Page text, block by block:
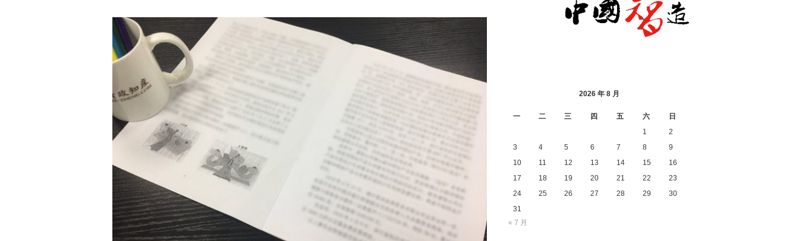
2026 年 8 月
一 二 三 四 五 六
日
1
2
3
4 5 6 7 8
9
10
11 12 13 14 15
16
17
18 19 20 21 22
23
24
25 26 27 28 29
30
31
« 7 月